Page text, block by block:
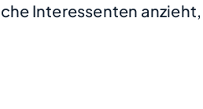
Interessenten